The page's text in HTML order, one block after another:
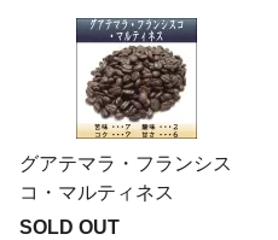
グアテマラ・フランシス
コ・マルティネス
SOLD OUT